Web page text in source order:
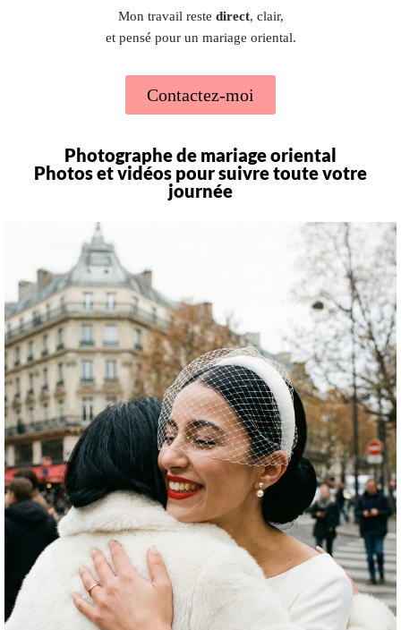
Mon travail reste direct, clair,
et pensé pour un mariage oriental.
Contactez-moi
Photographe de mariage oriental
Photos et vidéos pour suivre toute votre
journée